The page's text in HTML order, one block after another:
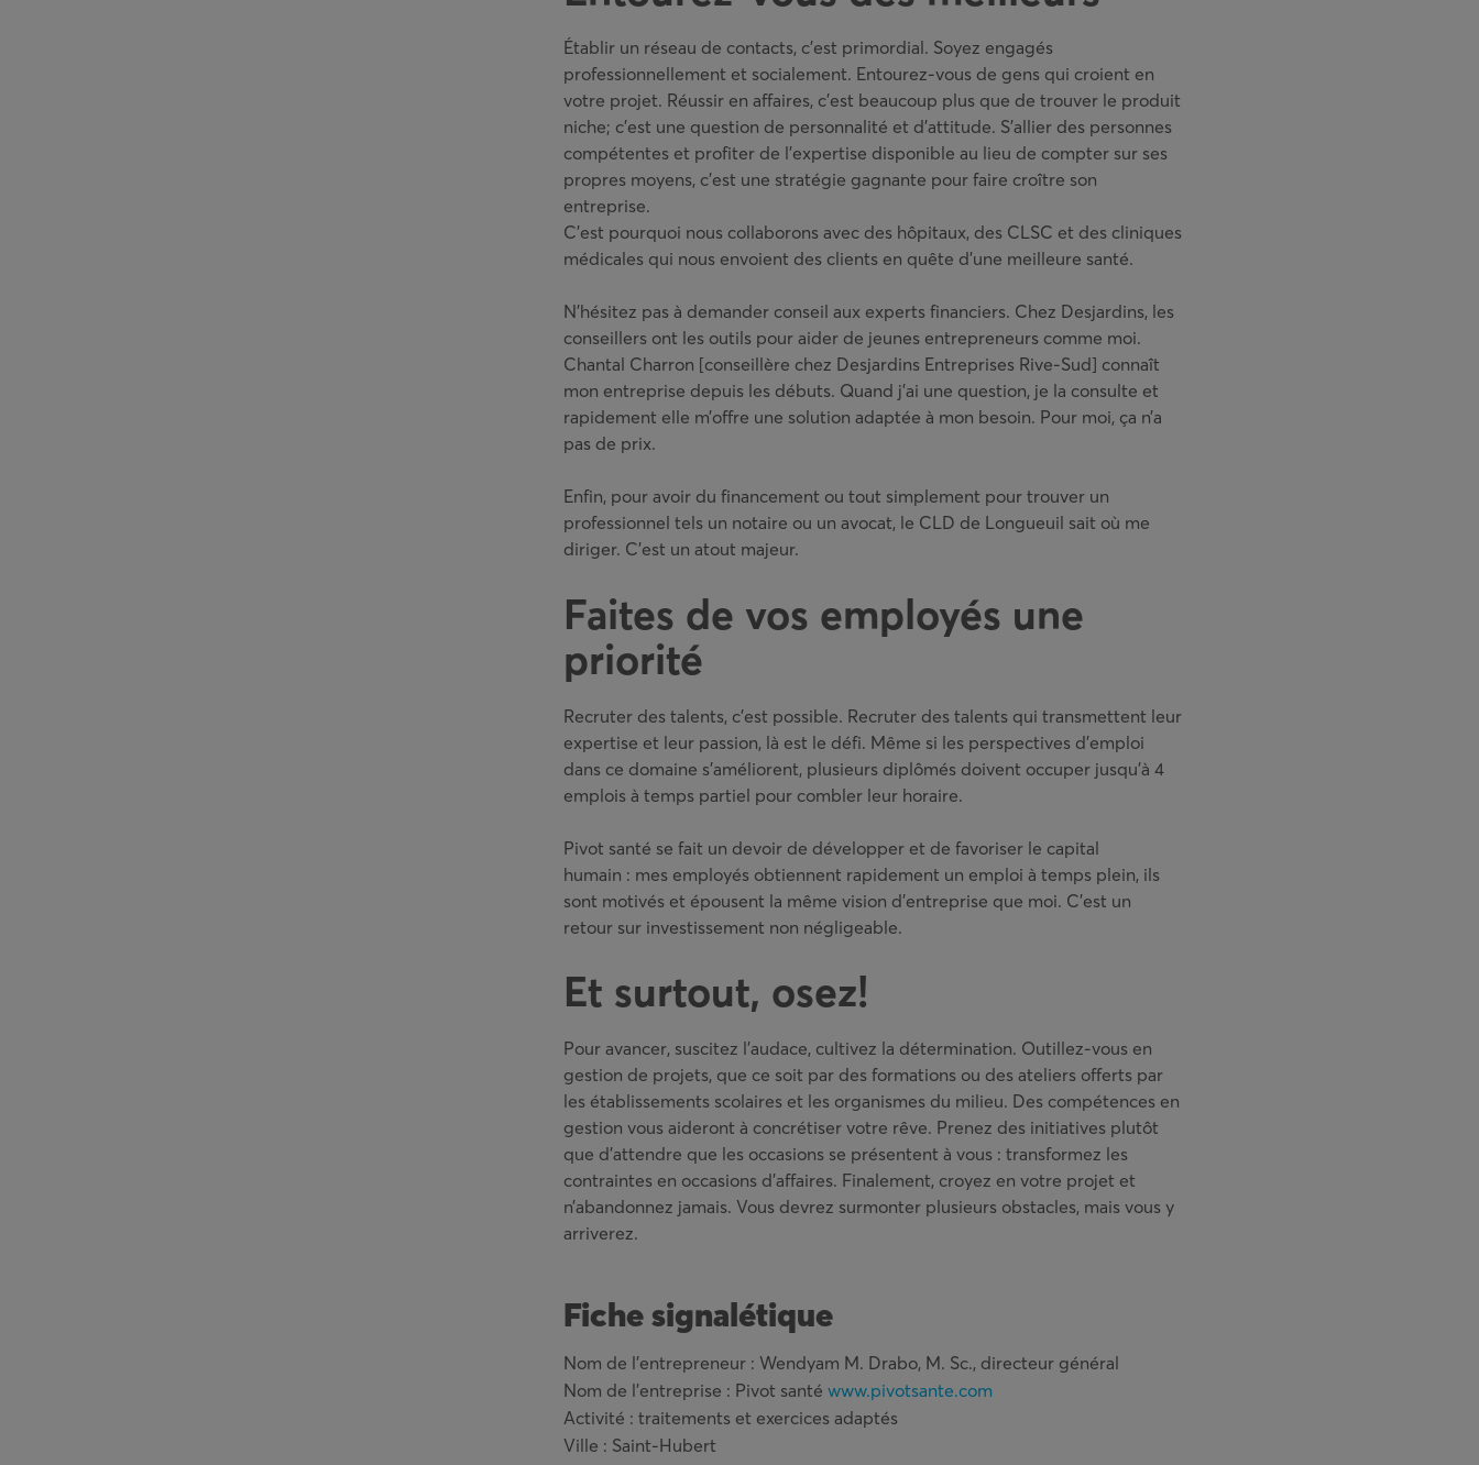
Établir un réseau de contacts, c’est primordial. Soyez engagés
professionnellement et socialement. Entourez-vous de gens qui croient en
votre projet. Réussir en affaires, c’est beaucoup plus que de trouver le produit
niche; c’est une question de personnalité et d’attitude. S’allier des personnes
compétentes et profiter de l’expertise disponible au lieu de compter sur ses
propres moyens, c’est une stratégie gagnante pour faire croître son
entreprise.
C’est pourquoi nous collaborons avec des hôpitaux, des CLSC et des cliniques
médicales qui nous envoient des clients en quête d’une meilleure santé.
N’hésitez pas à demander conseil aux experts financiers. Chez Desjardins, les
conseillers ont les outils pour aider de jeunes entrepreneurs comme moi.
Chantal Charron [conseillère chez Desjardins Entreprises Rive-Sud] connaît
mon entreprise depuis les débuts. Quand j’ai une question, je la consulte et
rapidement elle m’offre une solution adaptée à mon besoin. Pour moi, ça n’a
pas de prix.
Enfin, pour avoir du financement ou tout simplement pour trouver un
professionnel tels un notaire ou un avocat, le CLD de Longueuil sait où me
diriger. C’est un atout majeur.
Faites de vos employés une
priorité
Recruter des talents, c’est possible. Recruter des talents qui transmettent leur
expertise et leur passion, là est le défi. Même si les perspectives d’emploi
dans ce domaine s’améliorent, plusieurs diplômés doivent occuper jusqu’à 4
emplois à temps partiel pour combler leur horaire.
Pivot santé se fait un devoir de développer et de favoriser le capital
humain : mes employés obtiennent rapidement un emploi à temps plein, ils
sont motivés et épousent la même vision d’entreprise que moi. C’est un
retour sur investissement non négligeable.
Et surtout, osez!
Pour avancer, suscitez l’audace, cultivez la détermination. Outillez-vous en
gestion de projets, que ce soit par des formations ou des ateliers offerts par
les établissements scolaires et les organismes du milieu. Des compétences en
gestion vous aideront à concrétiser votre rêve. Prenez des initiatives plutôt
que d’attendre que les occasions se présentent à vous : transformez les
contraintes en occasions d’affaires. Finalement, croyez en votre projet et
n’abandonnez jamais. Vous devrez surmonter plusieurs obstacles, mais vous y
arriverez.
Fiche signalétique
Nom de l’entrepreneur : Wendyam M. Drabo, M. Sc., directeur général
Nom de l’entreprise : Pivot santéwww.pivotsante.com
Activité : traitements et exercices adaptés
Ville : Saint-Hubert